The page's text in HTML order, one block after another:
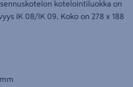
kotelointiluokka on
IK 08/IK 09. Koko on 278 x 188